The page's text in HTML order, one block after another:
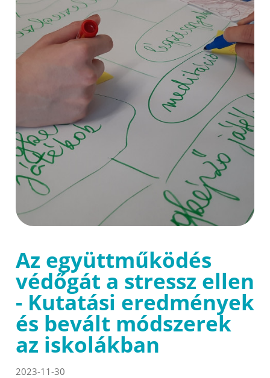
Az együttműködés
védőgát a stressz ellen
- Kutatási eredmények
és bevált módszerek
az iskolákban
2023-11-30